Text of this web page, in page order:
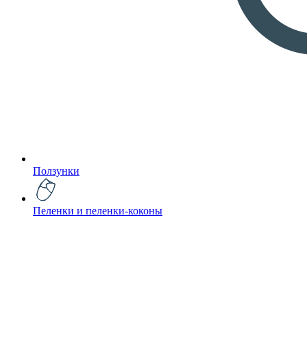
Ползунки
Пеленки и пеленки-коконы